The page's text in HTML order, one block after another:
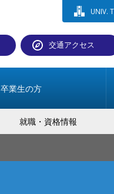
UNIV.
交通アクセス
卒業生の方
就職・資格情報